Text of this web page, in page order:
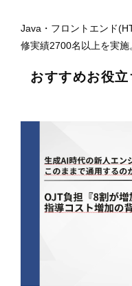
Java・フロントエンド
修実績2700名以上を実施
おすすめお役